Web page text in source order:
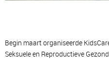
Begin maart organiseerde
Seksuele en Reproductieve